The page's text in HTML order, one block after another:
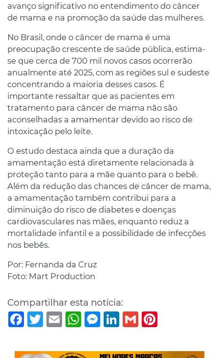
avanço significativo no entendimento do câncer
de mama e na promoção da saúde das mulheres.
No Brasil, onde o câncer de mama é uma
preocupação crescente de saúde pública, estima-
se que cerca de 700 mil novos casos ocorrerão
anualmente até 2025, com as regiões sul e sudeste
concentrando a maioria desses casos. É
importante ressaltar que as pacientes em
tratamento para câncer de mama não são
aconselhadas a amamentar devido ao risco de
intoxicação pelo leite.
O estudo destaca ainda que a duração da
amamentação está diretamente relacionada à
proteção tanto para a mãe quanto para o bebê.
Além da redução das chances de câncer de mama,
a amamentação também contribui para a
diminuição do risco de diabetes e doenças
cardiovasculares nas mães, enquanto reduz a
mortalidade infantil e a possibilidade de infecções
nos bebês.
Por: Fernanda da Cruz
Foto: Mart Production
Compartilhar esta notícia:
Facebook
TwitterEmail WhatsAppMessenger
LinkedIn
Gmail